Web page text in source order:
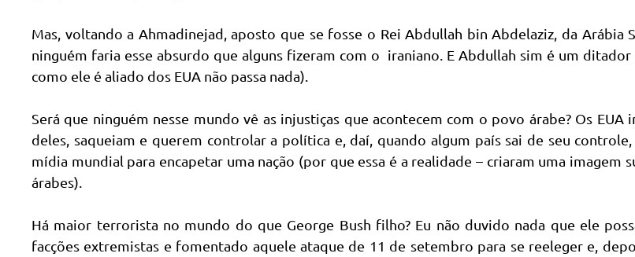
Mas, voltando a Ahmadinejad, aposto que se fosse o Rei Abdullah bin Abdelaziz, da Arábia
ninguém faria esse absurdo que alguns fizeram com o iraniano. E Abdullah sim é um
como ele é aliado dos EUA não passa nada).
Será que ninguém nesse mundo vê as injustiças que acontecem com o povo árabe? Os EUA
deles, saqueiam e querem controlar a política e, daí, quando algum país sai de seu
mídia mundial para encapetar uma nação (por que essa é a realidade – criaram uma imagem
árabes).
Há maior terrorista no mundo do que George Bush filho? Eu não duvido nada que ele
facções extremistas e fomentado aquele ataque de 11 de setembro para se reeleger e,